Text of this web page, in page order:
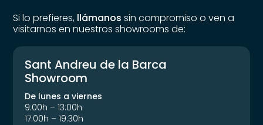
Si lo prefieres, llámanos sin compromiso o ven a
visitarnos en nuestros showrooms de:
Sant Andreu de la Barca
Showroom
De lunes a viernes
9:00h – 13:00h
17:00h – 19:30h